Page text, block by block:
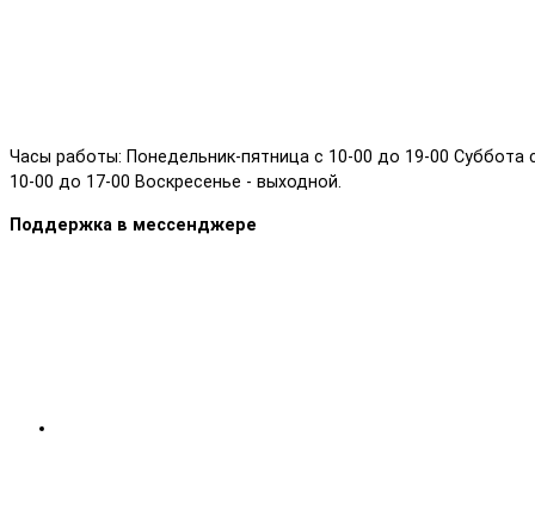
Часы работы: Понедельник-пятница с 10-00 до 19-00 Суббота
10-00 до 17-00 Воскресенье - выходной.
Поддержка в мессенджере